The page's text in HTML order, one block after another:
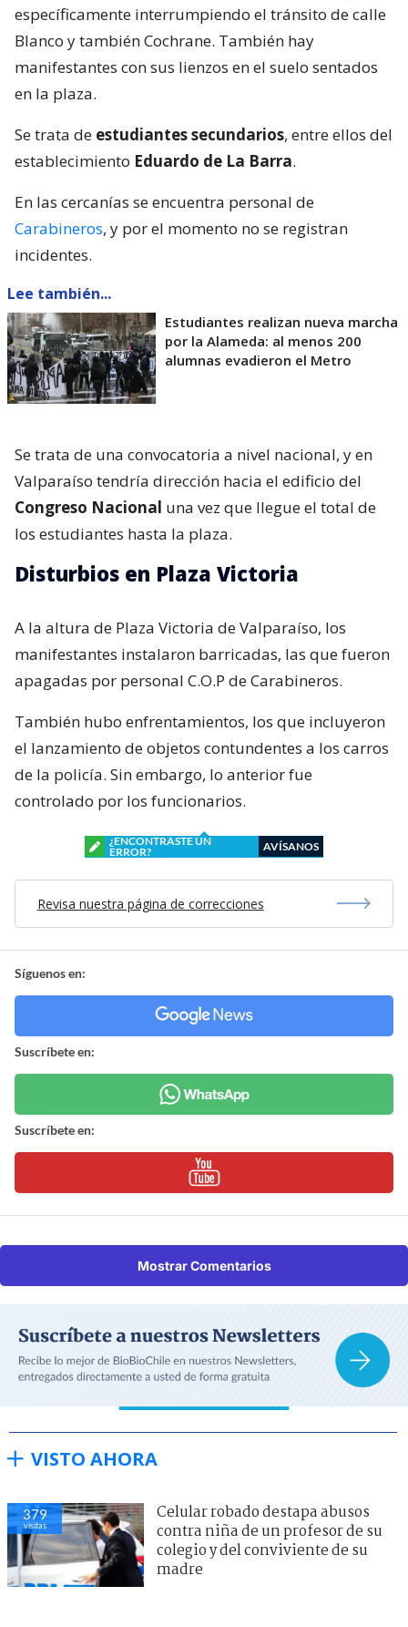
específicamente interrumpiendo el tránsito de calle
Blanco y también Cochrane. También hay
manifestantes con sus lienzos en el suelo sentados
en la plaza.
Se trata de estudiantes secundarios, entre ellos del
establecimiento Eduardo de La Barra.
En las cercanías se encuentra personal de
Carabineros, y por el momento no se registran
incidentes.
Lee también...
Estudiantes realizan nueva marcha
por la Alameda: al menos 200
alumnas evadieron el Metro
Se trata de una convocatoria a nivel nacional, y en
Valparaíso tendría dirección hacia el edificio del
Congreso Nacional una vez que llegue el total de
los estudiantes hasta la plaza.
Disturbios en Plaza Victoria
A la altura de Plaza Victoria de Valparaíso, los
manifestantes instalaron barricadas, las que fueron
apagadas por personal C.O.P de Carabineros.
También hubo enfrentamientos, los que incluyeron
el lanzamiento de objetos contundentes a los carros
de la policía. Sin embargo, lo anterior fue
controlado por los funcionarios.
¿ENCONTRASTE UN
ERROR?
AVÍSANOS
Revisa nuestra página de correcciones
Síguenos en:
Suscríbete en:
Suscríbete en:
Mostrar Comentarios
VISTO AHORA
379
visitas
Celular robado destapa abusos
contra niña de un profesor de su
colegio y del conviviente de su
madre